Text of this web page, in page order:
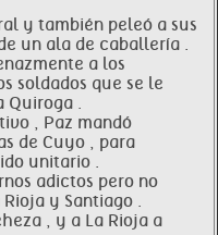
y también peleó a sus
un ala de caballería .
a los
soldados que se le
Quiroga .
, Paz mandó
de Cuyo , para
unitario .
adictos pero no
y Santiago .
, y a La Rioja a